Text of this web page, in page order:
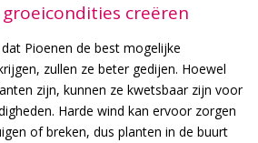
creëren
Pioenen de best mogelijke
zullen ze beter gedijen. Hoewel
zijn, kunnen ze kwetsbaar zijn voor
Harde wind kan ervoor zorgen
of breken, dus planten in de buurt